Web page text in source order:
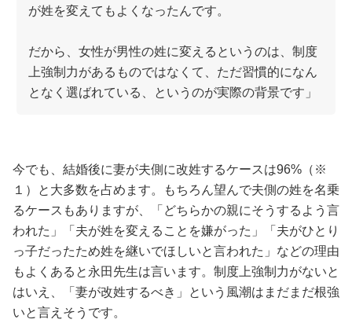
が姓を変えてもよくなったんです。
だから、女性が男性の姓に変えるというのは、制度
上強制力があるものではなくて、ただ習慣的になん
となく選ばれている、というのが実際の背景です」
今でも、結婚後に妻が夫側に改姓するケースは96%（※
１）と大多数を占めます。もちろん望んで夫側の姓を名乗
るケースもありますが、「どちらかの親にそうするよう言
われた」「夫が姓を変えることを嫌がった」「夫がひとり
っ子だったため姓を継いでほしいと言われた」などの理由
もよくあると永田先生は言います。制度上強制力がないと
はいえ、「妻が改姓するべき」という風潮はまだまだ根強
いと言えそうです。